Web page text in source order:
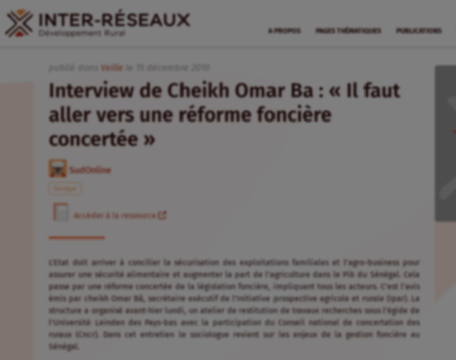
A PROPOS PAGES THÉMATIQUES PUBLICATIONS
Veille
Interview de Cheikh Omar Ba : « Il faut
aller vers une réforme foncière
concertée »
SudOnline
Sénégal
Accéder à la ressource
L’Etat doit arriver à concilier la sécurisation des exploitations familiales et l’agro-business pour
assurer une sécurité alimentaire et augmenter la part de l’agriculture dans le Pib du Sénégal. Cela
passe par une réforme concertée de la législation foncière, impliquant tous les acteurs. C’est l’avis
émis par cheikh Omar Bâ, secrétaire exécutif de l’Initiative prospective agricole et rurale (Ipar). La
structure a organisé avant-hier lundi, un atelier de restitution de travaux recherches sous l’égide de
l’Université Leinden des Pays-bas avec la participation du Conseil national de concertation des
ruraux (Cncr). Dans cet entretien le sociologue revient sur les enjeux de la gestion foncière au
Sénégal.